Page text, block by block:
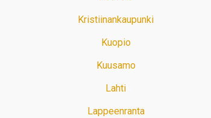
Kristiinankaupunki
Kuopio
Kuusamo
Lahti
Lappeenranta